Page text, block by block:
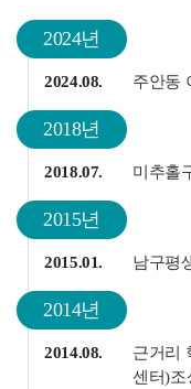
2024년
2024.08. 주안동
2018년
2018.07. 미추홀
2015년
2015.01. 남구평
2014년
2014.08.
근거리
센터)조